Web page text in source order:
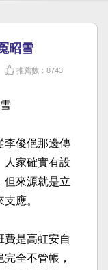
昭雪
推薦數：8743
李俊俋那邊傳
人家確實有設
但來源就是立
應。
費是高虹安自
全不管帳，